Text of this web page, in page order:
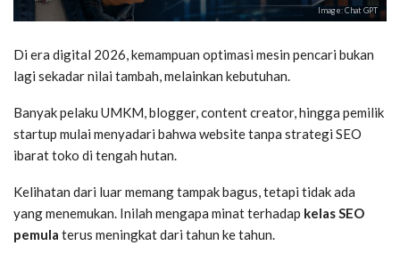
Image: Chat GPT
Di era digital 2026, kemampuan optimasi mesin pencari bukan
lagi sekadar nilai tambah, melainkan kebutuhan.
Banyak pelaku UMKM, blogger, content creator, hingga pemilik
startup mulai menyadari bahwa website tanpa strategi SEO
ibarat toko di tengah hutan.
Kelihatan dari luar memang tampak bagus, tetapi tidak ada
yang menemukan. Inilah mengapa minat terhadap kelas SEO
pemula terus meningkat dari tahun ke tahun.